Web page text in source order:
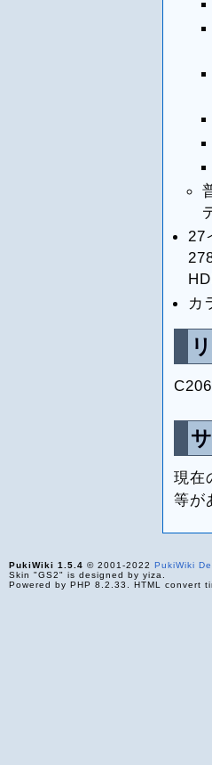
27
カ
現在
等が
PukiWiki 1.5.4 © 2001-2022 PukiWiki
Skin "GS2" is designed by yiza.
Powered by PHP 8.2.33. HTML convert